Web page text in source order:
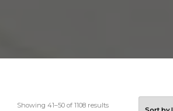
Showing 41–50 of 1108 results